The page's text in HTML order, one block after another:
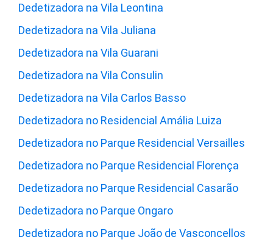
Dedetizadora na Vila Leontina
Dedetizadora na Vila Juliana
Dedetizadora na Vila Guarani
Dedetizadora na Vila Consulin
Dedetizadora na Vila Carlos Basso
Dedetizadora no Residencial Amália Luiza
Dedetizadora no Parque Residencial Versailles
Dedetizadora no Parque Residencial Florença
Dedetizadora no Parque Residencial Casarão
Dedetizadora no Parque Ongaro
Dedetizadora no Parque João de Vasconcellos